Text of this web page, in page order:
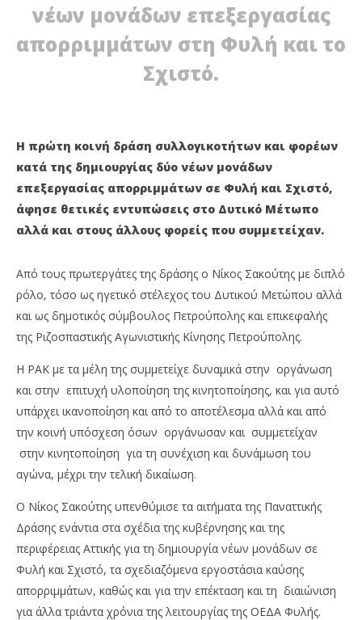
ΔΙΑΒΑΖΕΤΕ ΤΩΡΑ
ΝΙΚΟΣ ΣΑΚΟΥΤΗΣ: ΑΓΩΝΑΣ ΓΙΑ ΤΟ ΚΛΕΙΣΙΜΟ ΤΗΣ
ΦΥΛΗΣ ΜΕΧΡΙ ΤΗΝ ΤΕΛΙΚΗ ΔΙΚΑΙΩΣΗ
23
Μαρτίου
2021
νέων μονάδων επεξεργασίας
απορριμμάτων στη Φυλή και το
Σχιστό.
Η πρώτη κοινή δράση συλλογικοτήτων και φορέων
κατά της δημιουργίας δύο νέων μονάδων
επεξεργασίας απορριμμάτων σε Φυλή και Σχιστό,
άφησε θετικές εντυπώσεις στο Δυτικό Μέτωπο
αλλά και στους άλλους φορείς που συμμετείχαν.
Από τους πρωτεργάτες της δράσης ο Νίκος Σακούτης με διπλό
ρόλο, τόσο ως ηγετικό στέλεχος του Δυτικού Μετώπου αλλά
και ως δημοτικός σύμβουλος Πετρούπολης και επικεφαλής
της Ριζοσπαστικής Αγωνιστικής Κίνησης Πετρούπολης.
Η ΡΑΚ με τα μέλη της συμμετείχε δυναμικά στην οργάνωση
και στην επιτυχή υλοποίηση της κινητοποίησης, και για αυτό
υπάρχει ικανοποίηση και από το αποτέλεσμα αλλά και από
την κοινή υπόσχεση όσων οργάνωσαν και συμμετείχαν
στην κινητοποίηση για τη συνέχιση και δυνάμωση του
αγώνα, μέχρι την τελική δικαίωση.
Ο Νίκος Σακούτης υπενθύμισε τα αιτήματα της Παναττικής
Δράσης ενάντια στα σχέδια της κυβέρνησης και της
περιφέρειας Αττικής για τη δημιουργία νέων μονάδων σε
Φυλή και Σχιστό, τα σχεδιαζόμενα εργοστάσια καύσης
απορριμμάτων, καθώς και για την επέκταση και τη διαιώνιση
για άλλα τριάντα χρόνια της λειτουργίας της ΟΕΔΑ Φυλής.